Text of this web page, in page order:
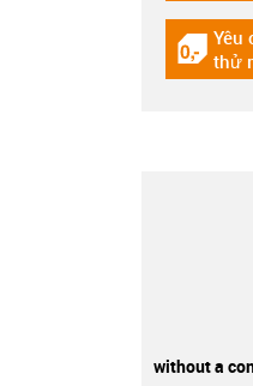
igus-
Yêu
thử
without a